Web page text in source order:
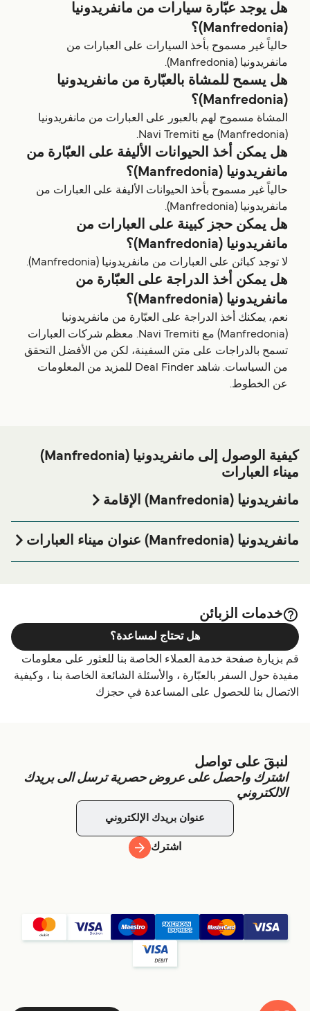
هل يوجد عبّارة سيارات من مانفريدونيا
حالياً غير مسموح بأخذ السيارات على العبارات من
مانفريدونيا (Manfredonia).
هل يسمح للمشاة بالعبّارة من مانفريدونيا
المشاة مسموح لهم بالعبور على العبارات من مانفريدونيا
هل يمكن أخذ الحيوانات الأليفة على العبّارة من
مانفريدونيا (Manfredonia)؟
حالياً غير مسموح بأخذ الحيوانات الأليفة على العبارات من
مانفريدونيا (Manfredonia).
هل يمكن حجز كبينة على العبارات من
مانفريدونيا (Manfredonia)؟
لا توجد كبائن على العبارات من مانفريدونيا (Manfredonia).
هل يمكن أخذ الدراجة على العبّارة من
مانفريدونيا (Manfredonia)؟
نعم، يمكنك أخذ الدراجة على العبّارة من مانفريدونيا
(Manfredonia) مع Navi Tremiti. معظم شركات العبارات
تسمح بالدراجات على متن السفينة، لكن من الأفضل التحقق
من السياسات. شاهد Deal Finder للمزيد من المعلومات
عن الخطوط.
كيفية الوصول إلى مانفريدونيا (Manfredonia)
ميناء العبارات
مانفريدونيا (Manfredonia) الإقامة
(Manfredonia) ميناء العبارة قبل أو بعد رحلتك أو إذا كنت تبحث
عن أماكن السكن لإقامتك بالكامل، يرجى زيارة موقعنا على
مانفريدونيا (Manfredonia) عنوان ميناء العبارات
خدمات الزبائن
قم بزيارة صفحة خدمة العملاء الخاصة بنا للعثور على معلومات
مفيدة حول السفر بالعبّارة ، والأسئلة الشائعة الخاصة بنا ، وكيفية
الاتصال بنا للحصول على المساعدة في حجزك
هل تحتاج لمساعدة؟
لنبقَ على تواصل
اشترك واحصل على عروض حصرية ترسل الى بريدك
الالكتروني
اشترك